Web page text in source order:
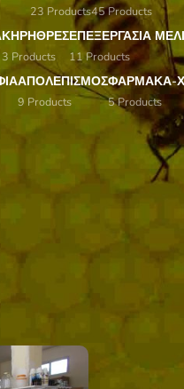
23 Products45 Products
ΚΗΡΉΘΡΕΣ
3 Products
ΕΠΕΞΕΡΓΑΣΊΑ
11 Products
ΑΠΟΛΕΠΙΣΜΌΣ
9 Products
ΦΑΡΜΑΚΑ-
5 Products